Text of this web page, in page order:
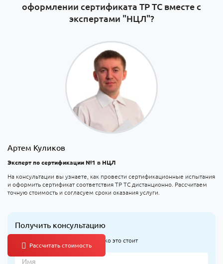
оформлении сертификата ТР ТС вместе с
экспертами "НЦЛ"?
Артем Куликов
Эксперт по сертификации №1 в НЦЛ
На консультации вы узнаете, как провести сертификационные испытания
и оформить сертификат соответствия ТР ТС дистанционно. Рассчитаем
точную стоимость и согласуем сроки оказания услуги.
Получить консультацию
Узнайте, что оформлять и сколько это стоит